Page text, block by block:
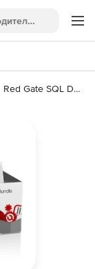
Red Gate SQL Data Compare